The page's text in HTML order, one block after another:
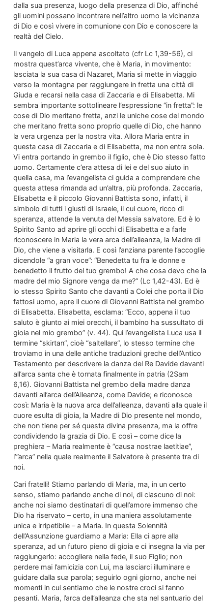
dalla sua presenza, luogo della presenza di Dio, affinché
gli uomini possano incontrare nell’altro uomo la vicinanza
di Dio e così vivere in comunione con Dio e conoscere la
realtà del Cielo.
Il vangelo di Luca appena ascoltato (cfr Lc 1,39-56), ci
mostra quest’arca vivente, che è Maria, in movimento:
lasciata la sua casa di Nazaret, Maria si mette in viaggio
verso la montagna per raggiungere in fretta una città di
Giuda e recarsi nella casa di Zaccaria e di Elisabetta. Mi
sembra importante sottolineare l’espressione “in fretta”: le
cose di Dio meritano fretta, anzi le uniche cose del mondo
che meritano fretta sono proprio quelle di Dio, che hanno
la vera urgenza per la nostra vita. Allora Maria entra in
questa casa di Zaccaria e di Elisabetta, ma non entra sola.
Vi entra portando in grembo il figlio, che è Dio stesso fatto
uomo. Certamente c’era attesa di lei e del suo aiuto in
quella casa, ma l’evangelista ci guida a comprendere che
questa attesa rimanda ad un’altra, più profonda. Zaccaria,
Elisabetta e il piccolo Giovanni Battista sono, infatti, il
simbolo di tutti i giusti di Israele, il cui cuore, ricco di
speranza, attende la venuta del Messia salvatore. Ed è lo
Spirito Santo ad aprire gli occhi di Elisabetta e a farle
riconoscere in Maria la vera arca dell’alleanza, la Madre di
Dio, che viene a visitarla. E così l’anziana parente l’accoglie
dicendole “a gran voce”: “Benedetta tu fra le donne e
benedetto il frutto del tuo grembo! A che cosa devo che la
madre del mio Signore venga da me?” (Lc 1,42-43). Ed è
lo stesso Spirito Santo che davanti a Colei che porta il Dio
fattosi uomo, apre il cuore di Giovanni Battista nel grembo
di Elisabetta. Elisabetta, esclama: “Ecco, appena il tuo
saluto è giunto ai miei orecchi, il bambino ha sussultato di
gioia nel mio grembo” (v. 44). Qui l’evangelista Luca usa il
termine “skirtan”, cioè “saltellare”, lo stesso termine che
troviamo in una delle antiche traduzioni greche dell’Antico
Testamento per descrivere la danza del Re Davide davanti
all’arca santa che è tornata finalmente in patria (2Sam
6,16). Giovanni Battista nel grembo della madre danza
davanti all’arca dell’Alleanza, come Davide; e riconosce
così: Maria è la nuova arca dell’alleanza, davanti alla quale il
cuore esulta di gioia, la Madre di Dio presente nel mondo,
che non tiene per sé questa divina presenza, ma la offre
condividendo la grazia di Dio. E così – come dice la
preghiera – Maria realmente è “causa nostrae laetitiae”,
l’”arca” nella quale realmente il Salvatore è presente tra di
noi.
Cari fratelli! Stiamo parlando di Maria, ma, in un certo
senso, stiamo parlando anche di noi, di ciascuno di noi:
anche noi siamo destinatari di quell’amore immenso che
Dio ha riservato – certo, in una maniera assolutamente
unica e irripetibile – a Maria. In questa Solennità
dell’Assunzione guardiamo a Maria: Ella ci apre alla
speranza, ad un futuro pieno di gioia e ci insegna la via per
raggiungerlo: accogliere nella fede, il suo Figlio; non
perdere mai l’amicizia con Lui, ma lasciarci illuminare e
guidare dalla sua parola; seguirlo ogni giorno, anche nei
momenti in cui sentiamo che le nostre croci si fanno
pesanti. Maria, l’arca dell’alleanza che sta nel santuario del